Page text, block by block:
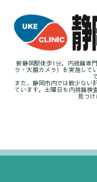
新静岡駅徒歩1分。内視鏡専
ラ・大腸カメラ）を実施して
また、静岡市内では数少ない
ています。土曜日も内視鏡検
見つ